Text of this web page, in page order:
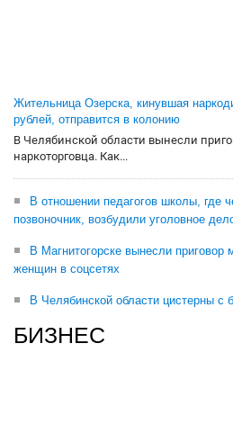
Жительница Озерска, кинувшая
рублей, отправится в колонию
В Челябинской области вынесли
наркоторговца. Как...
В отношении педагогов школы, где
позвоночник, возбудили уголовное
В Магнитогорске вынесли
женщин в соцсетях
В Челябинской области цистерны с
БИЗНЕС